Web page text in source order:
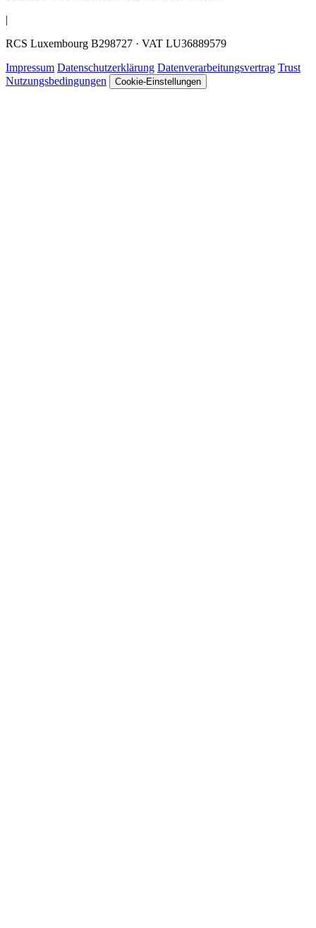
|
RCS Luxembourg B298727 · VAT LU36889579
Impressum Datenschutzerklärung Datenverarbeitungsvertrag Trust
Nutzungsbedingungen
Cookie-Einstellungen